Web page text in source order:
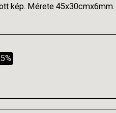
kép. Mérete 45x30cmx6mm.